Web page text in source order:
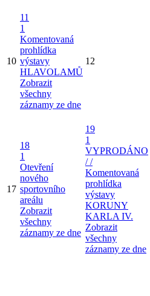
10
11
1
Komentovaná
prohlídka
výstavy
HLAVOLAMŮ
Zobrazit
všechny
záznamy ze dne
12
17
18
1
Otevření
nového
sportovního
areálu
Zobrazit
všechny
záznamy ze dne
19
1
VYPRODÁNO
/ /
Komentovaná
prohlídka
výstavy
KORUNY
KARLA IV.
Zobrazit
všechny
záznamy ze dne